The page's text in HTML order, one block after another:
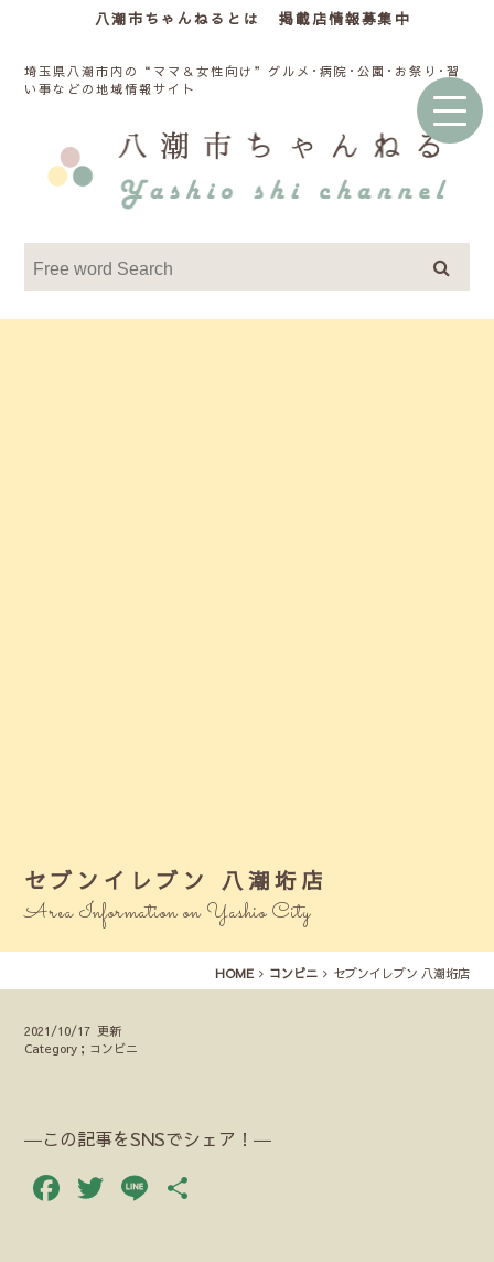
八潮市ちゃんねるとは 掲載店情報募集中
埼玉県八潮市内の“ママ＆女性向け”グルメ･病院･公園･お祭り･習
い事などの地域情報サイト
セブンイレブン 八潮垳店
Area Information on Yashio City
HOME コンビニ セブンイレブン 八潮垳店
2021/10/17 更新
Category；コンビニ
―この記事をSNSでシェア！―
Facebook
Twitter
Line